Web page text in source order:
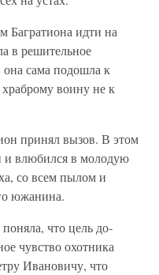
Багратиона идти на
в решительное
сама подошла к
воину не к
принял вызов. В этом
и влюбился в моло­дую
со всем пылом и
южанина.
что цель до­
чувство охотника
Ивановичу, что